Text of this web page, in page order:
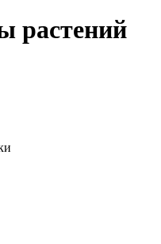
растений